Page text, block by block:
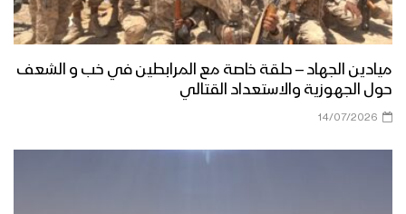
زامل لك حياتي وموتي | عيسى الليث –
1444هـ
ميادين الجهاد – حلقة خاصة مع المرابطين في خب و الشعف
حول الجهوزية والاستعداد القتالي
14/07/2026